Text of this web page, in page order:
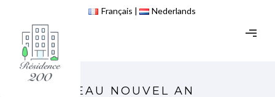
Français Nederlands
CADEAU NOUVEL AN